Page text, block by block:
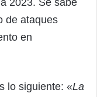
de ataques
en
lo siguiente: «La